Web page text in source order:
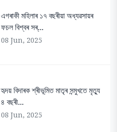
এগৰাকী মহিলাৰ ১৭ বছৰীয়া অধ্যৱসায়ৰ
ফচল বিশ্বৰ সৰ্...
08 Jun, 2025
হৃদয় বিদাৰক শ্ৰীভূমিত মাতৃৰ সন্মুখতে মৃত্যু
৪ বছৰী...
08 Jun, 2025